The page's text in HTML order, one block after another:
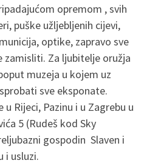
opremom , svih
puške užljebljenih cijevi,
optike, zapravo sve
Za ljubitelje oružja
muzeja u kojem uz
sve eksponate.
Rijeci, Pazinu i u Zagrebu u
5 (Rudeš kod Sky
gospodin Slaven i
i usluzi.